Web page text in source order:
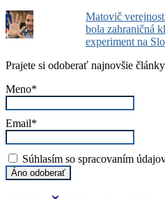
Matovič
bola zahraničná
experiment na
Prajete si odoberať najnovšie
Meno*
Email*
Súhlasím so spracovaním